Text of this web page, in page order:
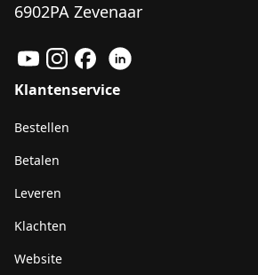
6902PA Zevenaar
Klantenservice
Bestellen
Betalen
Leveren
Klachten
Website